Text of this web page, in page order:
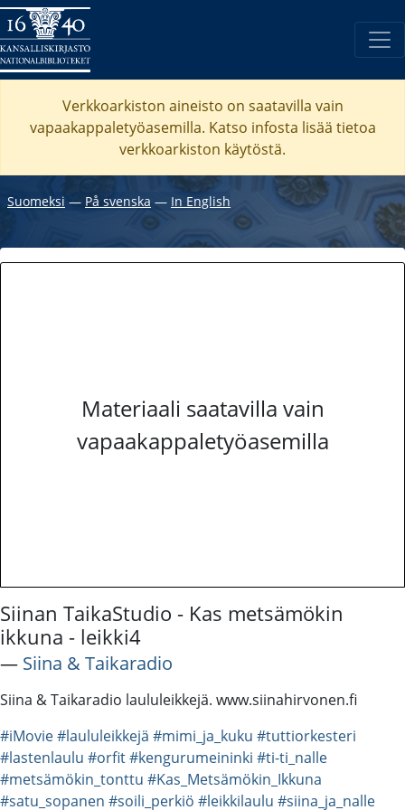
Verkkoarkiston aineisto on saatavilla vain
vapaakappaletyöasemilla. Katso infosta lisää tietoa
verkkoarkiston käytöstä.
Suomeksi ― På svenska ― In English
Materiaali saatavilla vain
vapaakappaletyöasemilla
Siinan TaikaStudio - Kas metsämökin
ikkuna - leikki4
― Siina & Taikaradio
Siina & Taikaradio laululeikkejä. www.siinahirvonen.fi
#iMovie#laululeikkejä #mimi_ja_kuku #tuttiorkesteri
#lastenlaulu #orfit#kengurumeininki #ti-ti_nalle
#metsämökin_tonttu #Kas_Metsämökin_Ikkuna
#satu_sopanen #soili_perkiö #leikkilaulu #siina_ja_nalle